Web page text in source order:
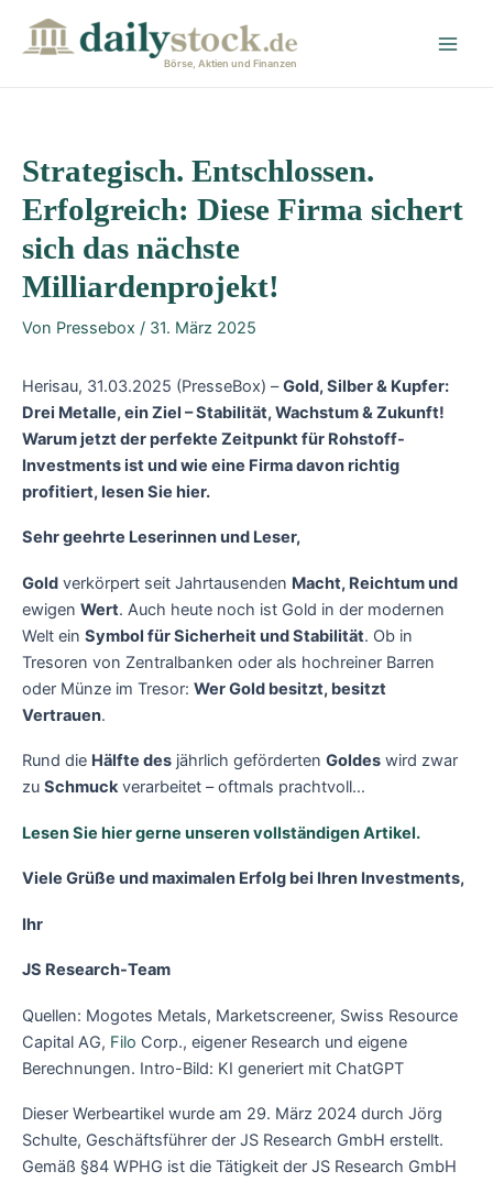
Börse, Aktien und Finanzen
Strategisch. Entschlossen.
Erfolgreich: Diese Firma sichert
sich das nächste
Milliardenprojekt!
Von Pressebox / 31. März 2025
Herisau, 31.03.2025 (PresseBox) –Gold, Silber & Kupfer:
Drei Metalle, ein Ziel – Stabilität, Wachstum & Zukunft!
Warum jetzt der perfekte Zeitpunkt für Rohstoff-
Investments ist und wie eine Firma davon richtig
profitiert, lesen Sie hier.
Sehr geehrte Leserinnen und Leser,
Gold verkörpert seit Jahrtausenden Macht, Reichtum und
ewigen Wert. Auch heute noch ist Gold in der modernen
Welt ein Symbol für Sicherheit und Stabilität. Ob in
Tresoren von Zentralbanken oder als hochreiner Barren
oder Münze im Tresor: Wer Gold besitzt, besitzt
Vertrauen.
Rund die Hälfte des jährlich geförderten Goldes wird zwar
zu Schmuckverarbeitet – oftmals prachtvoll…
Lesen Sie hier gerne unseren vollständigen Artikel.
Viele Grüße und maximalen Erfolg bei Ihren Investments,
Ihr
JS Research-Team
Quellen: Mogotes Metals, Marketscreener, Swiss Resource
Capital AG, Filo Corp., eigener Research und eigene
Berechnungen. Intro-Bild: KI generiert mit ChatGPT
Dieser Werbeartikel wurde am 29. März 2024 durch Jörg
Schulte, Geschäftsführer der JS Research GmbH erstellt.
Gemäß §84 WPHG ist die Tätigkeit der JS Research GmbH